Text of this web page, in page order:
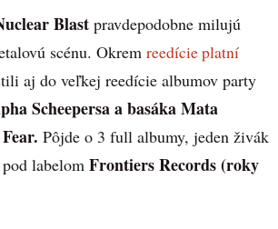
Blast pravdepodobne milujú
scénu. Okrem reedície platní
aj do veľkej reedície albumov party
Scheepersa a basáka Mata
Pôjde o 3 full albumy, jeden živák
labelom Frontiers Records (roky